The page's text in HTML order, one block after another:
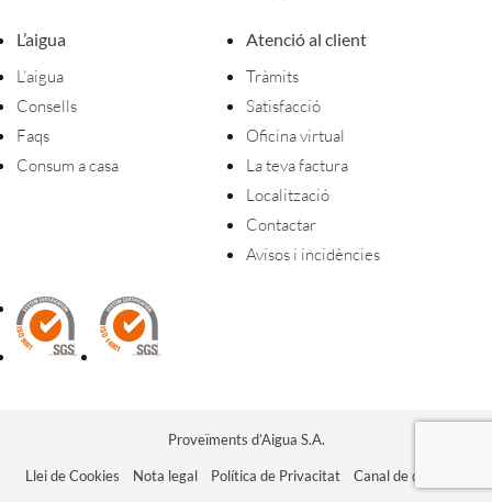
L’aigua
L’aigua
Consells
Faqs
Consum a casa
Atenció al client
Tràmits
Satisfacció
Oficina virtual
La teva factura
Localització
Contactar
Avisos i incidències
Proveïments d’Aigua S.A.
Llei de Cookies Nota legal Política de Privacitat Canal de denúncia